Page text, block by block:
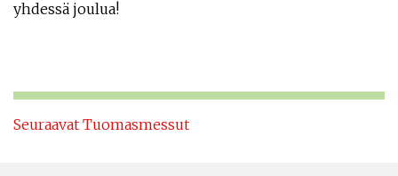
yhdessä joulua!
Seuraavat Tuomasmessut